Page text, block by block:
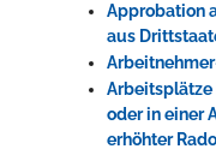
Approbation
aus
Arbeitsplätze
oder in einer
erhöhter